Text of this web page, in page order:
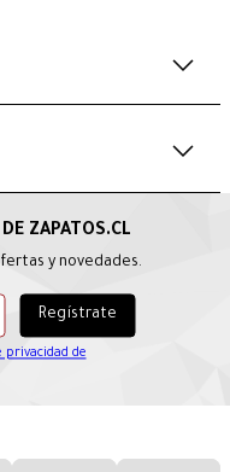
y novedades.
privacidad de